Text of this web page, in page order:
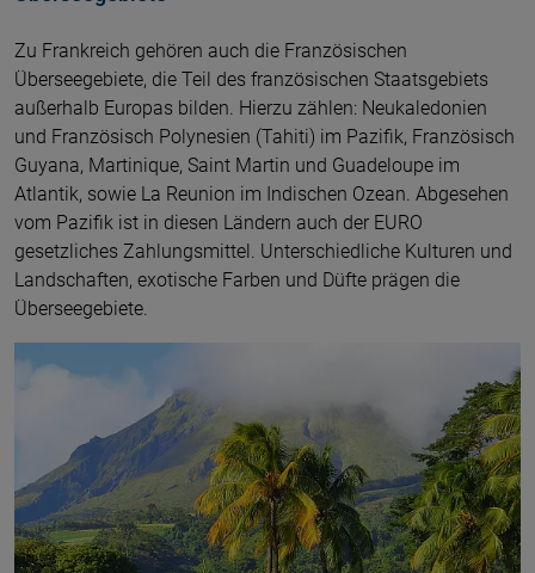
Zu Frankreich gehören auch die Französischen
Überseegebiete, die Teil des französischen Staatsgebiets
außerhalb Europas bilden. Hierzu zählen: Neukaledonien
und Französisch Polynesien (Tahiti) im Pazifik, Französisch
Guyana, Martinique, Saint Martin und Guadeloupe im
Atlantik, sowie La Reunion im Indischen Ozean. Abgesehen
vom Pazifik ist in diesen Ländern auch der EURO
gesetzliches Zahlungsmittel. Unterschiedliche Kulturen und
Landschaften, exotische Farben und Düfte prägen die
Überseegebiete.